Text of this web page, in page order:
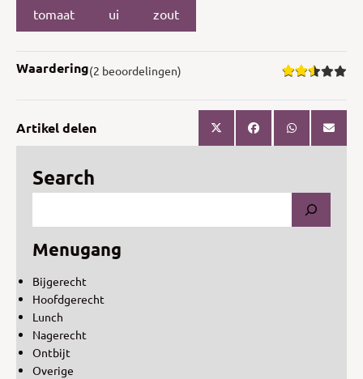
tomaat ui zout
Waardering(2 beoordelingen)
Artikel delen
Search
Menugang
Bijgerecht
Hoofdgerecht
Lunch
Nagerecht
Ontbijt
Overige